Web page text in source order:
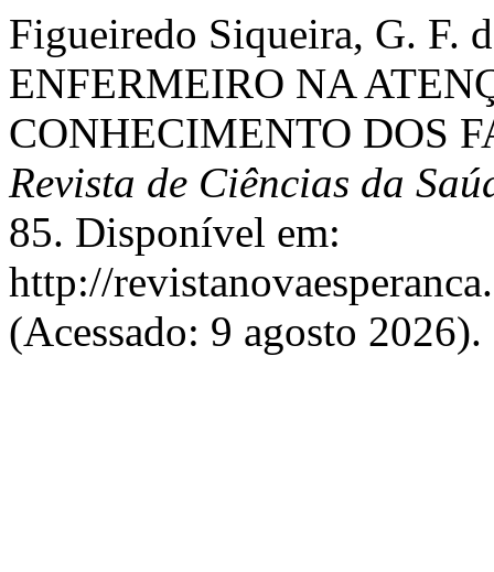
Figueiredo Siqueira, G. F.
ENFERMEIRO NA
CONHECIMENTO DOS
Revista de Ciências da
85. Disponível em:
http://
(Acessado: 9 agosto 2026).